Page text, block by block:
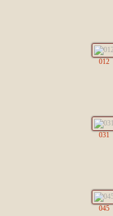
012
031
045